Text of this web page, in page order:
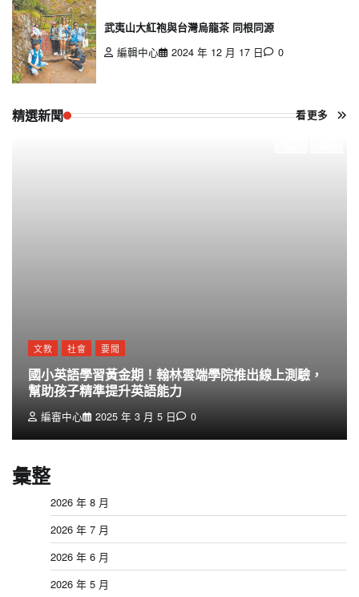
武夷山大紅袍與台灣烏龍茶 同根同源
編輯中心
2024 年 12 月 17 日 0
精選新聞 看更多
文教 社會 要聞
國小英語學習黃金期！翰林雲端學院推出線上測驗，
幫助孩子精準提升英語能力
編審中心 2025 年 3 月 5 日 0
彙整
2026 年 8 月
2026 年 7 月
2026 年 6 月
2026 年 5 月